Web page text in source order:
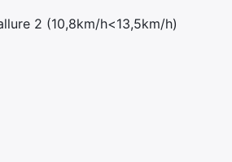
2 (10,8km/h<13,5km/h)